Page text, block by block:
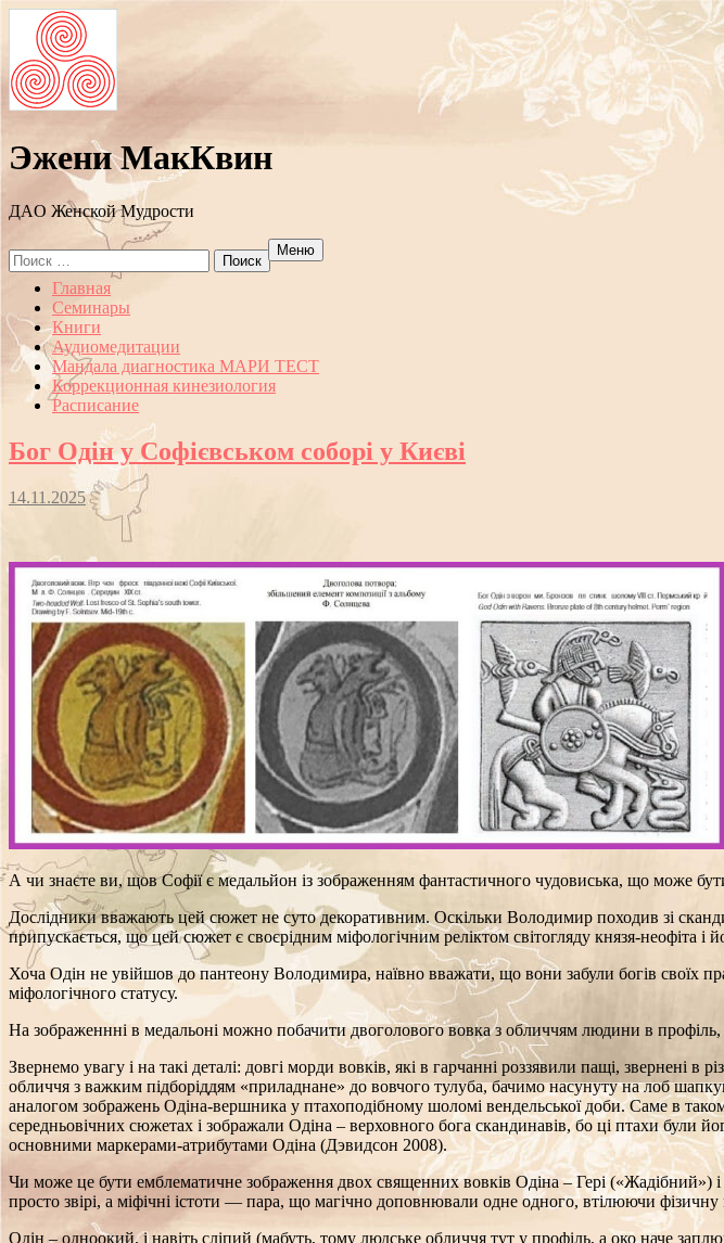
Эжени МакКвин
ДAO Женской Мудрости
Search
for:
Меню
Перейти
содержанию
Главная
Семинары
Книги
Аудиомедитации
Мандала диагностика МАРИ ТЕСТ
Коррекционная кинезиология
Расписание
Бог Одін у Софієвськом соборі у Києві
14.11.2025
А чи знаєте ви, щов Софії є медальйон із зображенням фантастичного чудовиська, що може
Дослідники вважають цей сюжет не суто декоративним. Оскільки Володимир походив зі
припускається, що цей сюжет є своєрідним міфологічним реліктом світогляду князя-неофіта і
Хоча Одін не увійшов до пантеону Володимира, наївно вважати, що вони забули богів своїх
міфологічного статусу.
На зображеннні в медальоні можно побачити двоголового вовка з обличчям людини в
Звернемо увагу і на такі деталі: довгі морди вовків, які в гарчанні роззявили пащі, звернені
обличчя з важким підборіддям «приладнане» до вовчого тулуба, бачимо насунуту на лоб
аналогом зображень Одіна-вершника у птахоподібному шоломі вендельської доби. Саме в
середньовічних сюжетах і зображали Одіна – верховного бога скандинавів, бо ці птахи були
основними маркерами-атрибутами Одіна (Дэвидсон 2008).
Чи може це бути емблематичне зображення двох священних вовків Одіна – Гері
просто звірі, а міфічні істоти — пара, що магічно доповнювали одне одного, втілюючи фізичну
Одін – одноокий, і навіть сліпий (мабуть, тому людське обличчя тут у профіль, а око наче